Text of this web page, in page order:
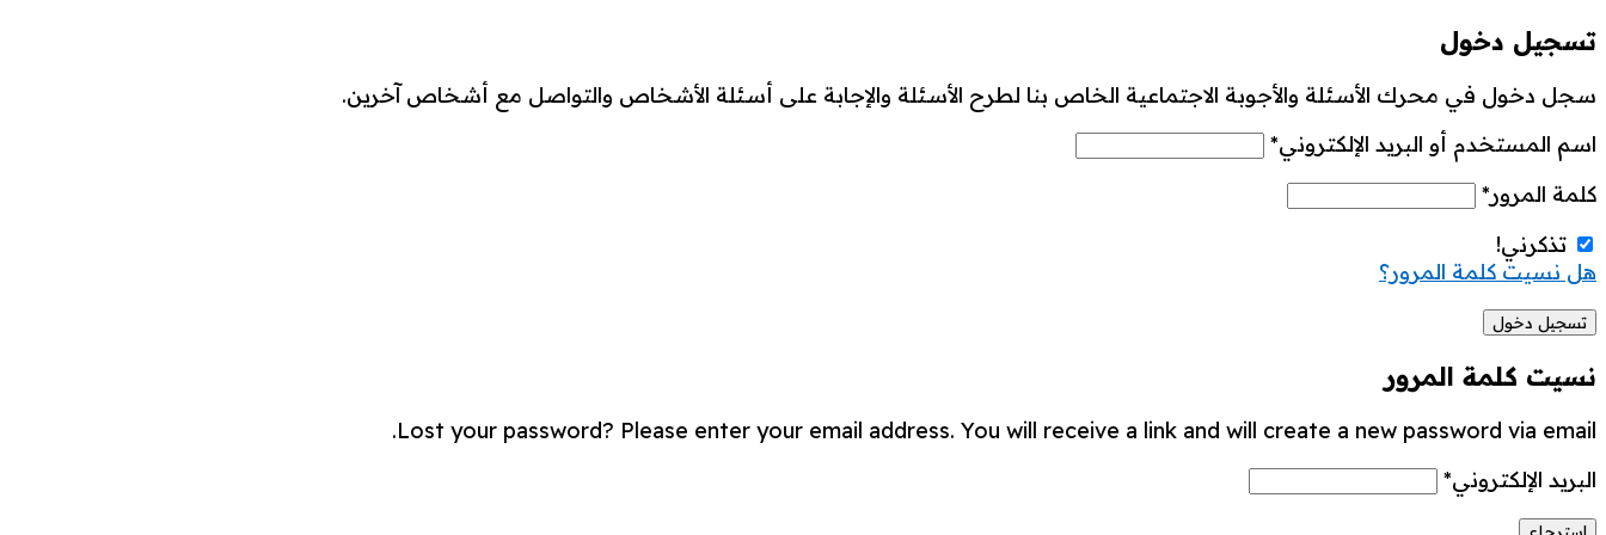
تسجيل دخول
سجل دخول في محرك الأسئلة والأجوبة الاجتماعية الخاص بنا لطرح الأسئلة والإجابة على أسئلة الأشخاص والتواصل مع أشخاص آخرين.
اسم المستخدم أو البريد الإلكتروني*
كلمة المرور*
تذكرني!
هل نسيت كلمة المرور؟
نسيت كلمة المرور
Lost your password? Please enter your email address. You will receive a link and will create a new password via email.
البريد الإلكتروني*